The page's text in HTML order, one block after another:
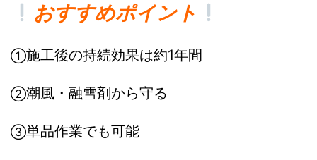
おすすめポイント
①施工後の持続効果は約1年間
②潮風・融雪剤から守る
③単品作業でも可能